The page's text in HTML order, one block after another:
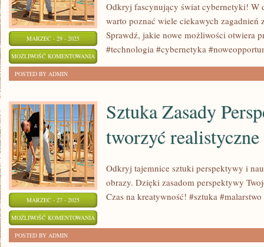
MARZEC - 29 - 2025
MOŻLIWOŚĆ KOMENTOWANIA
CYBERNETYKI!
ZOSTAŁA WYŁĄCZONA
Odkryj fascynujący świat cybernetyki! W
warto poznać wiele ciekawych zagadnień
Sprawdź, jakie nowe możliwości otwiera
#technologia #cybernetyka
POSTED BY ADMIN
MARZEC - 27 - 2025
MOŻLIWOŚĆ KOMENTOWANIA
ZOSTAŁA WYŁĄCZONA
Sztuka Zasady
tworzyć
Odkryj tajemnice sztuki perspektywy i
obrazy. Dzięki zasadom perspektywy
Czas na kreatywność! #sztuka #malarstwo
POSTED BY ADMIN